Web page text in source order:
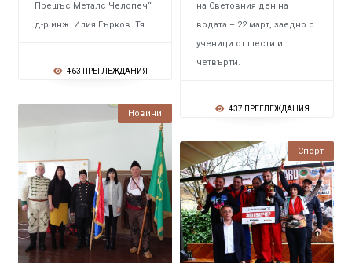
Прешъс Металс Челопеч“
д-р инж. Илия Гърков. Тя.
463 ПРЕГЛЕЖДАНИЯ
на Световния ден на
водата – 22 март, заедно с
ученици от шести и
четвърти.
437 ПРЕГЛЕЖДАНИЯ
Новини
Спорт